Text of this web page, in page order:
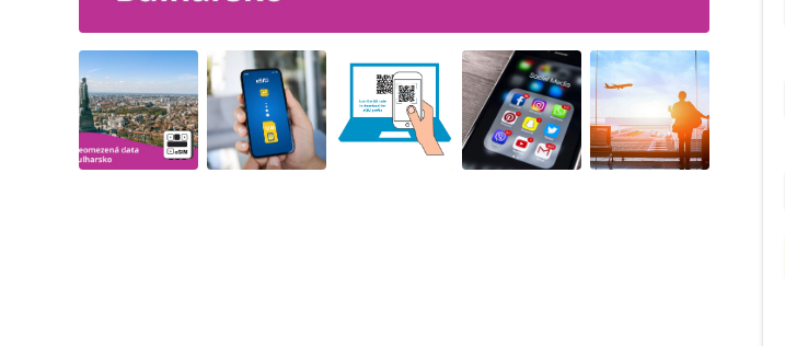
Angled view Angled view Angled view Angled view Angled view